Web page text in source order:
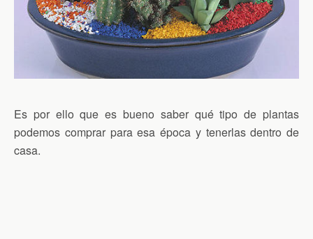
Es por ello que es bueno saber qué tipo de plantas
podemos comprar para esa época y tenerlas dentro de
casa.